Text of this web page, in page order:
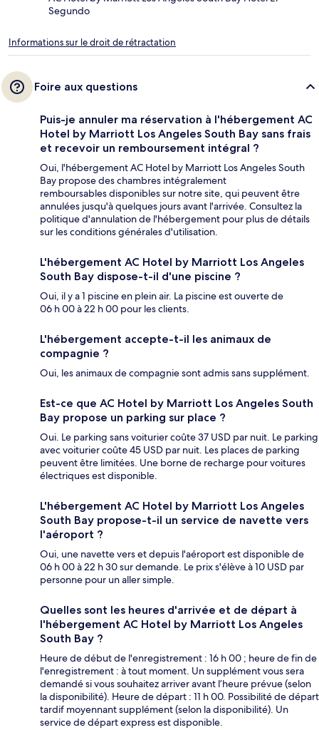
Segundo
Informations sur le droit de rétractation
Foire aux questions
Puis-je annuler ma réservation à l'hébergement AC
Hotel by Marriott Los Angeles South Bay sans frais
et recevoir un remboursement intégral ?
Oui, l'hébergement AC Hotel by Marriott Los Angeles South
Bay propose des chambres intégralement
remboursables disponibles sur notre site, qui peuvent être
annulées jusqu'à quelques jours avant l'arrivée. Consultez la
politique d'annulation de l'hébergement pour plus de détails
sur les conditions générales d'utilisation.
L'hébergement AC Hotel by Marriott Los Angeles
South Bay dispose-t-il d'une piscine ?
Oui, il y a 1 piscine en plein air. La piscine est ouverte de
06 h 00 à 22 h 00 pour les clients.
L'hébergement accepte-t-il les animaux de
compagnie ?
Oui, les animaux de compagnie sont admis sans supplément.
Est-ce que AC Hotel by Marriott Los Angeles South
Bay propose un parking sur place ?
Oui. Le parking sans voiturier coûte 37 USD par nuit. Le parking
avec voiturier coûte 45 USD par nuit. Les places de parking
peuvent être limitées. Une borne de recharge pour voitures
électriques est disponible.
L'hébergement AC Hotel by Marriott Los Angeles
South Bay propose-t-il un service de navette vers
l'aéroport ?
Oui, une navette vers et depuis l'aéroport est disponible de
06 h 00 à 22 h 30 sur demande. Le prix s'élève à 10 USD par
personne pour un aller simple.
Quelles sont les heures d'arrivée et de départ à
l'hébergement AC Hotel by Marriott Los Angeles
South Bay ?
Heure de début de l'enregistrement : 16 h 00 ; heure de fin de
l'enregistrement : à tout moment. Un supplément vous sera
demandé si vous souhaitez arriver avant l’heure prévue (selon
la disponibilité). Heure de départ : 11 h 00. Possibilité de départ
tardif moyennant supplément (selon la disponibilité). Un
service de départ express est disponible.